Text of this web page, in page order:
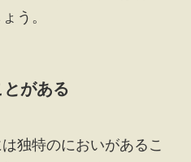
う。
がある
独特のにおいがあるこ